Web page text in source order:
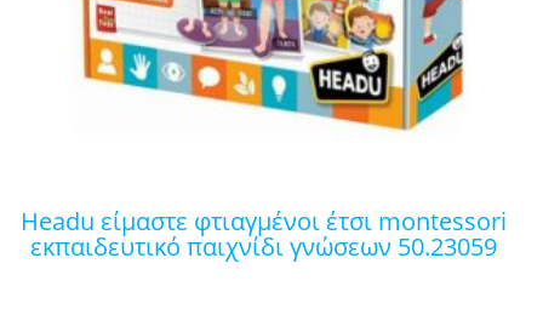
headu είμαστε φτιαγμένοι έτσι montessori
εκπαιδευτικό παιχνίδι γνώσεων 50.23059